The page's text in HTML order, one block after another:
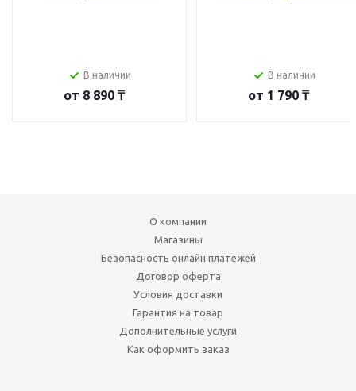
В наличии
от 8 890 ₸
В наличии
от 1 790 ₸
О компании
Магазины
Безопасность онлайн платежей
Договор оферта
Условия доставки
Гарантия на товар
Дополнительные услуги
Как оформить заказ